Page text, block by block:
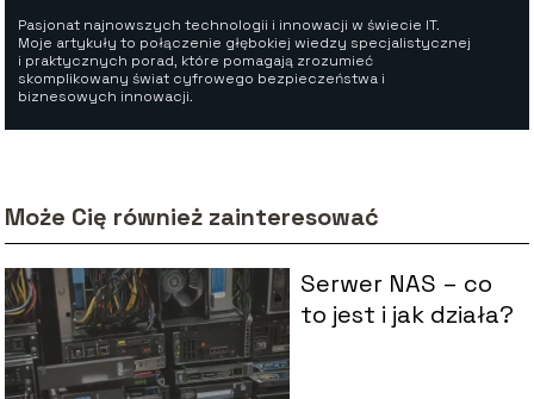
Pasjonat najnowszych technologii i innowacji w świecie IT.
Moje artykuły to połączenie głębokiej wiedzy specjalistycznej
i praktycznych porad, które pomagają zrozumieć
skomplikowany świat cyfrowego bezpieczeństwa i
biznesowych innowacji.
Może Cię również zainteresować
Serwer NAS – co
to jest i jak działa?